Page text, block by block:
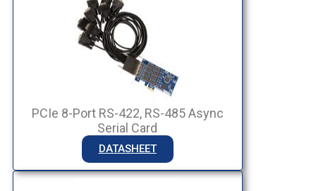
PCIe 8-Port RS-422, RS-485 Async
Serial Card
DATASHEET